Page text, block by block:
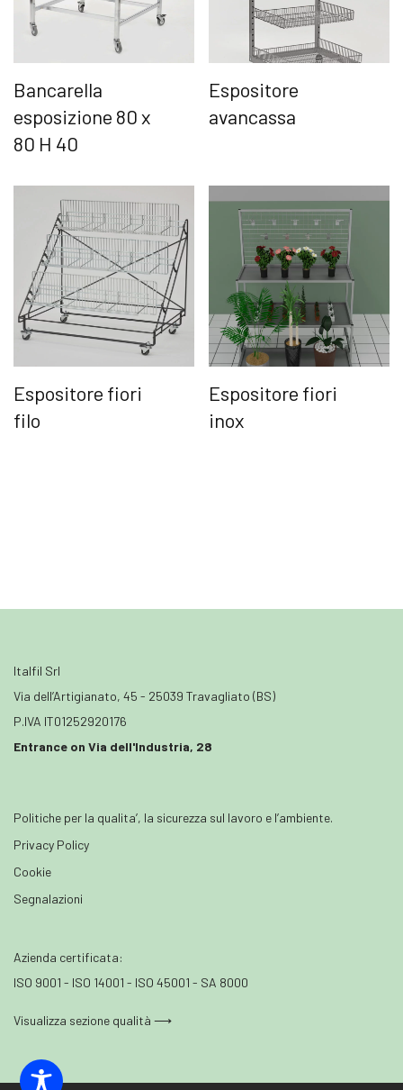
Bancarella
esposizione 80 x
80 H 40
Espositore
avancassa
Espositore fiori
filo
Espositore fiori
inox
Italfil Srl
Via dell’Artigianato, 45 - 25039 Travagliato (BS)
P.IVA IT01252920176
Entrance on Via dell'Industria, 28
Politiche per la qualita’, la sicurezza sul lavoro e l’ambiente.
Privacy Policy
Cookie
Segnalazioni
Azienda certificata:
ISO 9001 - ISO 14001 - ISO 45001 - SA 8000
Visualizza sezione qualità ⟶